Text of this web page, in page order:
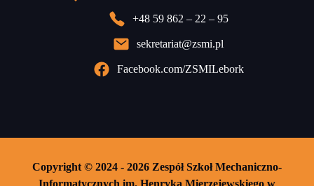
+48 59 862 – 22 – 95
sekretariat@zsmi.pl
Facebook.com/ZSMILebork
Copyright © 2024 - 2026 Zespół Szkoł Mechaniczno-
Informatycznych im. Henryka Mierzejewskiego w